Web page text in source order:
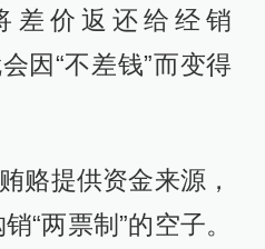
差价返还给经销
因“不差钱”而变得
赂提供资金来源，
“两票制”的空子。